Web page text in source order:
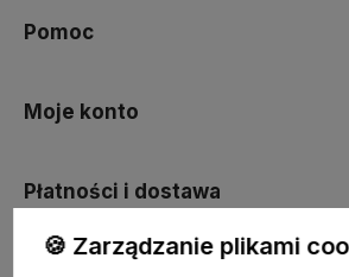
Pomoc
Moje konto
Płatności i dostawa
🍪 Zarządzanie plikami